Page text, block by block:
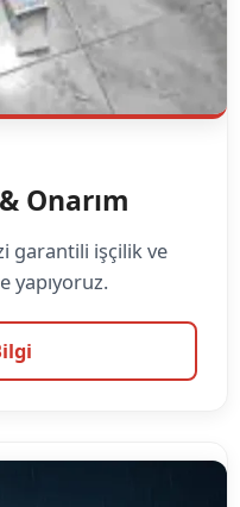
Onarım
garantili işçilik ve
yapıyoruz.